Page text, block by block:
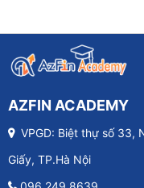
AZFIN ACADEMY
VPGD: Biệt thự số 33,
Giấy, TP.Hà Nội